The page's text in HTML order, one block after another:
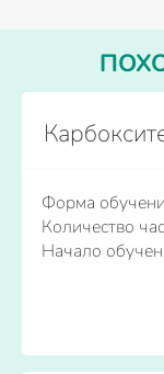
Форма
Количество
Начало